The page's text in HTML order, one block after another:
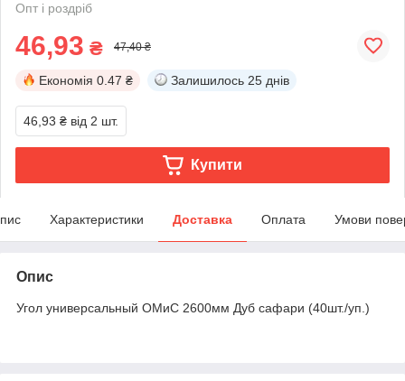
Опт і роздріб
46,93 ₴ 47,40 ₴
Економія 0.47 ₴ Залишилось 25 днів
46,93 ₴ від 2 шт.
Купити
Характеристики Доставка Оплата Умови
Опис
Угол универсальный ОМиС 2600мм Дуб сафари (40шт./уп.)